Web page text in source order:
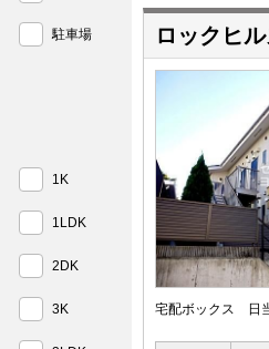
ロックヒ
宅配ボックス 日
駐車場
1K
1LDK
2DK
3K